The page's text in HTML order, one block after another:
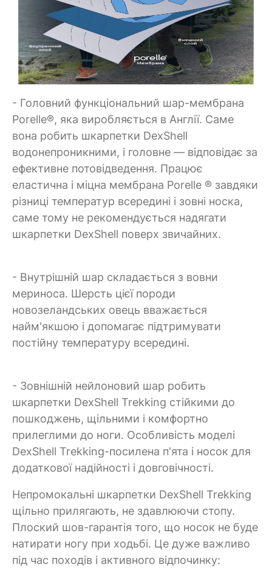
- Головний функціональний шар-мембрана
Porelle®, яка виробляється в Англії. Саме
вона робить шкарпетки DexShell
водонепроникними, і головне — відповідає за
ефективне потовідведення. Працює
еластична і міцна мембрана Porelle ® завдяки
різниці температур всередині і зовні носка,
саме тому не рекомендується надягати
шкарпетки DexShell поверх звичайних.
- Внутрішній шар складається з вовни
мериноса. Шерсть цієї породи
новозеландських овець вважається
найм'якшою і допомагає підтримувати
постійну температуру всередині.
- Зовнішній нейлоновий шар робить
шкарпетки DexShell Trekking стійкими до
пошкоджень, щільними і комфортно
прилеглими до ноги. Особливість моделі
DexShell Trekking-посилена п'ята і носок для
додаткової надійності і довговічності.
Непромокальні шкарпетки DexShell Trekking
щільно прилягають, не здавлюючи стопу.
Плоский шов-гарантія того, що носок не буде
натирати ногу при ходьбі. Це дуже важливо
під час походів і активного відпочинку: